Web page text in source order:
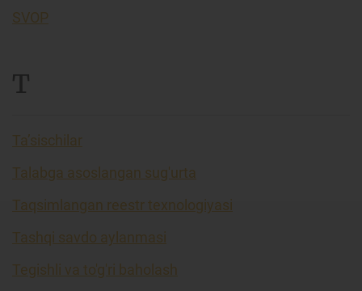
SVOP
T
Ta’sischilar
Talabga asoslangan sug'urta
Taqsimlangan reestr texnologiyasi
Tashqi savdo aylanmasi
Tegishli va to'g'ri baholash